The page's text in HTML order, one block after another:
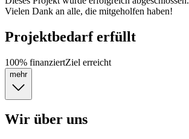
Vielen Dank an alle, die mitgeholfen haben!
Projektbedarf erfüllt
100% finanziertZiel erreicht
mehr
Wir über uns